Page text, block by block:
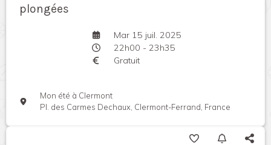
plongées
Mar 15 juil. 2025
22h00 - 23h35
Gratuit
Mon été à Clermont
Pl. des Carmes Dechaux, Clermont-Ferrand, France